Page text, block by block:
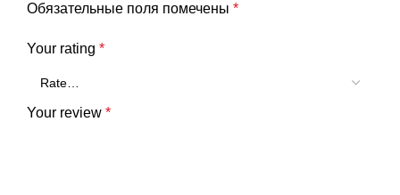
Обязательные поля помечены *
Your rating *
Your review *